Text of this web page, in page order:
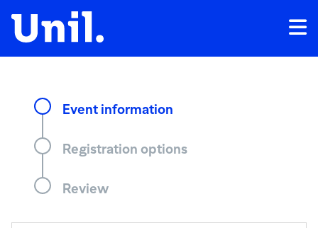
Event information
Registration options
Review